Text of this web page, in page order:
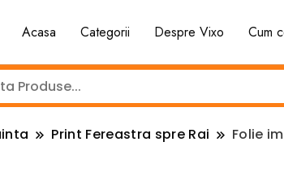
Acasa Categorii Despre Vixo Cum
Print Fereastra spre Rai
Folie